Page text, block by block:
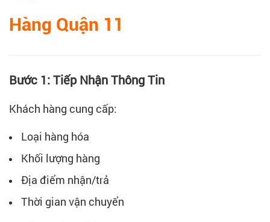
Hàng Quận 11
Bước 1: Tiếp Nhận Thông Tin
Khách hàng cung cấp:
Loại hàng hóa
Khối lượng hàng
Địa điểm nhận/trả
Thời gian vận chuyển